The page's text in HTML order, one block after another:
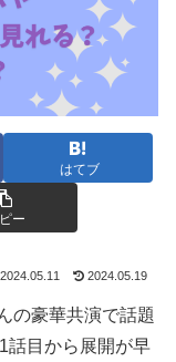
はてブ
ー
2024.05.11 2024.05.19
の豪華共演で話題
話目から展開が早